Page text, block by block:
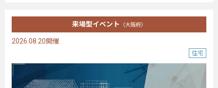
来場型イベント （大阪府）
2026.08.20開催
住宅